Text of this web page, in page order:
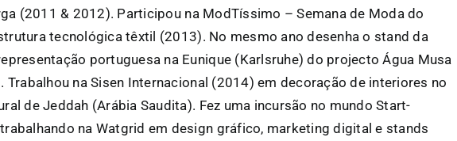
(2011 & 2012). Participou na ModTíssimo – Semana de Moda do
tecnológica têxtil (2013). No mesmo ano desenha o stand da
portuguesa na Eunique (Karlsruhe) do projecto Água Musa
Trabalhou na Sisen Internacional (2014) em decoração de interiores no
de Jeddah (Arábia Saudita). Fez uma incursão no mundo Start-
na Watgrid em design gráfico, marketing digital e stands